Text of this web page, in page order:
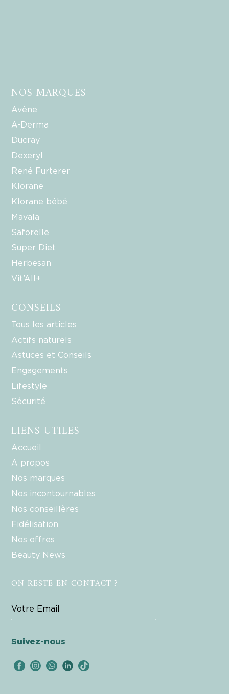
NOS MARQUES
Avène
A-Derma
Ducray
Dexeryl
René Furterer
Klorane
Klorane bébé
Mavala
Saforelle
Super Diet
Herbesan
Vit’All+
CONSEILS
Tous les articles
Actifs naturels
Astuces et Conseils
Engagements
Lifestyle
Sécurité
LIENS UTILES
Accueil
A propos
Nos marques
Nos incontournables
Nos conseillères
Fidélisation
Nos offres
Beauty News
ON RESTE EN CONTACT ?
Suivez-nous